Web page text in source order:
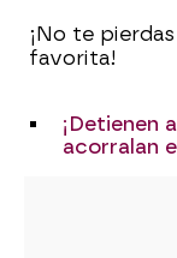
¡No te
favorita!
¡Detienen
acorralan